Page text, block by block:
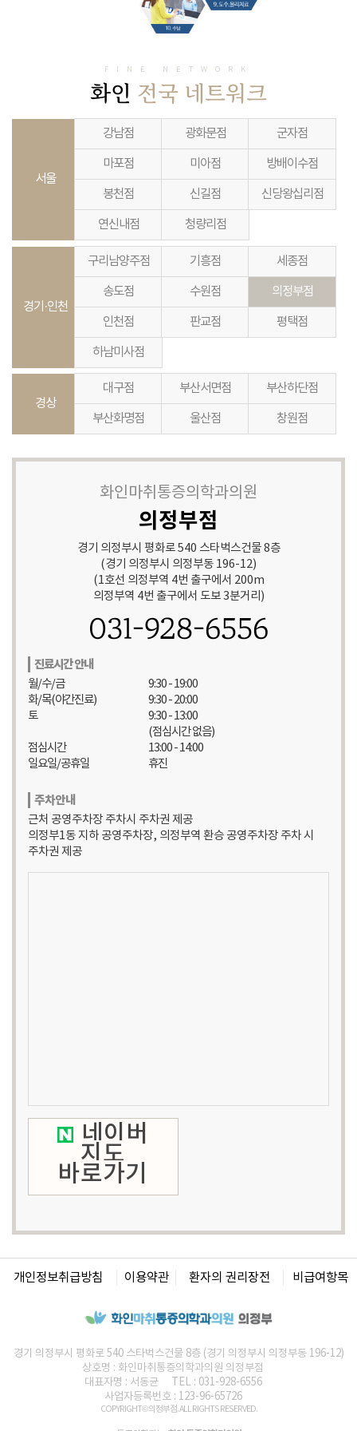
FINE NETWORK
화인 전국 네트워크
서울
강남점 광화문점 군자점
마포점 미아점 방배이수점
봉천점 신길점 신당왕십리점
연신내점 청량리점
경기·인천
구리남양주점 기흥점 세종점
송도점 수원점 의정부점
인천점 판교점 평택점
하남미사점
경상
대구점 부산서면점 부산하단점
부산화명점 울산점 창원점
화인마취통증의학과의원
의정부점
경기 의정부시 평화로 540 스타벅스건물 8층
(경기 의정부시 의정부동 196-12)
(1호선 의정부역 4번 출구에서 200m
의정부역 4번 출구에서 도보 3분거리)
031-928-6556
진료시간 안내
월/수/금
화/목(야간진료)
토
점심시간
일요일/공휴일
9:30 - 19:00
9:30 - 20:00
9:30 - 13:00
(점심시간 없음)
13:00 - 14:00
휴진
주차안내
근처 공영주차장 주차시 주차권 제공
의정부1동 지하 공영주차장, 의정부역 환승 공영주차장 주차 시
주차권 제공
네이버
지도
바로가기
개인정보취급방침 이용약관 환자의 권리장전 비급여항목
경기 의정부시 평화로 540 스타벅스건물 8층 (경기 의정부시 의정부동 196-12)
상호명 : 화인마취통증의학과의원 의정부점
대표자명 : 서동균
TEL : 031-928-6556
사업자등록번호 : 123-96-65726
COPYRIGHT© 의정부점. ALL RIGHTS RESERVED.